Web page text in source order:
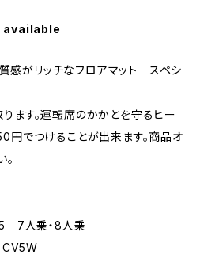
感がリッチなフロアマット スペシ
ます。運転席のかかとを守るヒー
円でつけることが出来ます。商品オ
7人乗・8人乗
CV5W